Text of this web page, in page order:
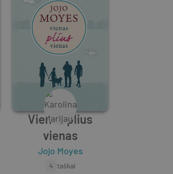
Vienas plius
vienas
Jojo Moyes
4 taškai